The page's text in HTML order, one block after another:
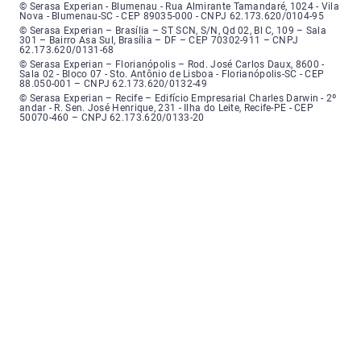
Serasa Experian - Blumenau - Endereço: Rua Almirante Tamandaré,
© Serasa Experian - Blumenau - Rua Almirante Tamandaré, 1024 - Vila
Nova - Blumenau-SC - CEP 89035-000 - CNPJ 62.173.620/0104-95
Serasa Experian - Brasília, Endereço: Setor Comercial Norte, sem
© Serasa Experian – Brasília – ST SCN, S/N, Qd 02, Bl C, 109 – Sala
301 – Bairro Asa Sul, Brasília – DF – CEP 70302-911 – CNPJ
62.173.620/0131-68
Serasa Experian - Florianópolis, Endereço: Rodovia José Carlos, número
© Serasa Experian – Florianópolis – Rod. José Carlos Daux, 8600 -
Sala 02 - Bloco 07 - Sto. Antônio de Lisboa - Florianópolis-SC - CEP
88.050-001 – CNPJ 62.173.620/0132-49
Serasa Experian - Recife, Endereço: Edifício Empresarial Charles Darwin,
© Serasa Experian – Recife – Edifício Empresarial Charles Darwin - 2º
andar - R. Sen. José Henrique, 231 - Ilha do Leite, Recife-PE - CEP
50070-460 – CNPJ 62.173.620/0133-20